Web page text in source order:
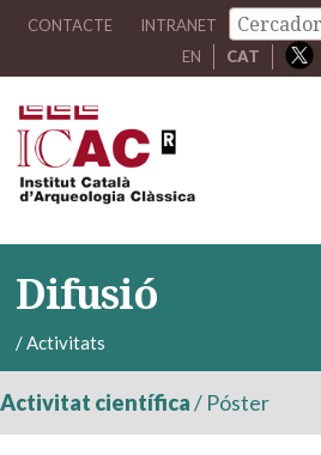
CONTACTE INTRANET
EN
CAT
Difusió
/Activitats
Activitat científica/ Póster